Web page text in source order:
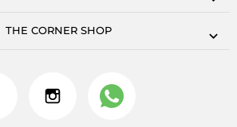
THE CORNER SHOP